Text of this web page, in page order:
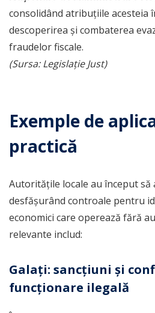
consolidând atribuțiile acesteia
descoperirea și combaterea
fraudelor fiscale.
(Sursa: Legislație Just)
Exemple de
practică
Autoritățile locale au început să
desfășurând controale pentru
economici care operează fără
relevante includ:
Galați: sancțiuni și
funcționare ilegală